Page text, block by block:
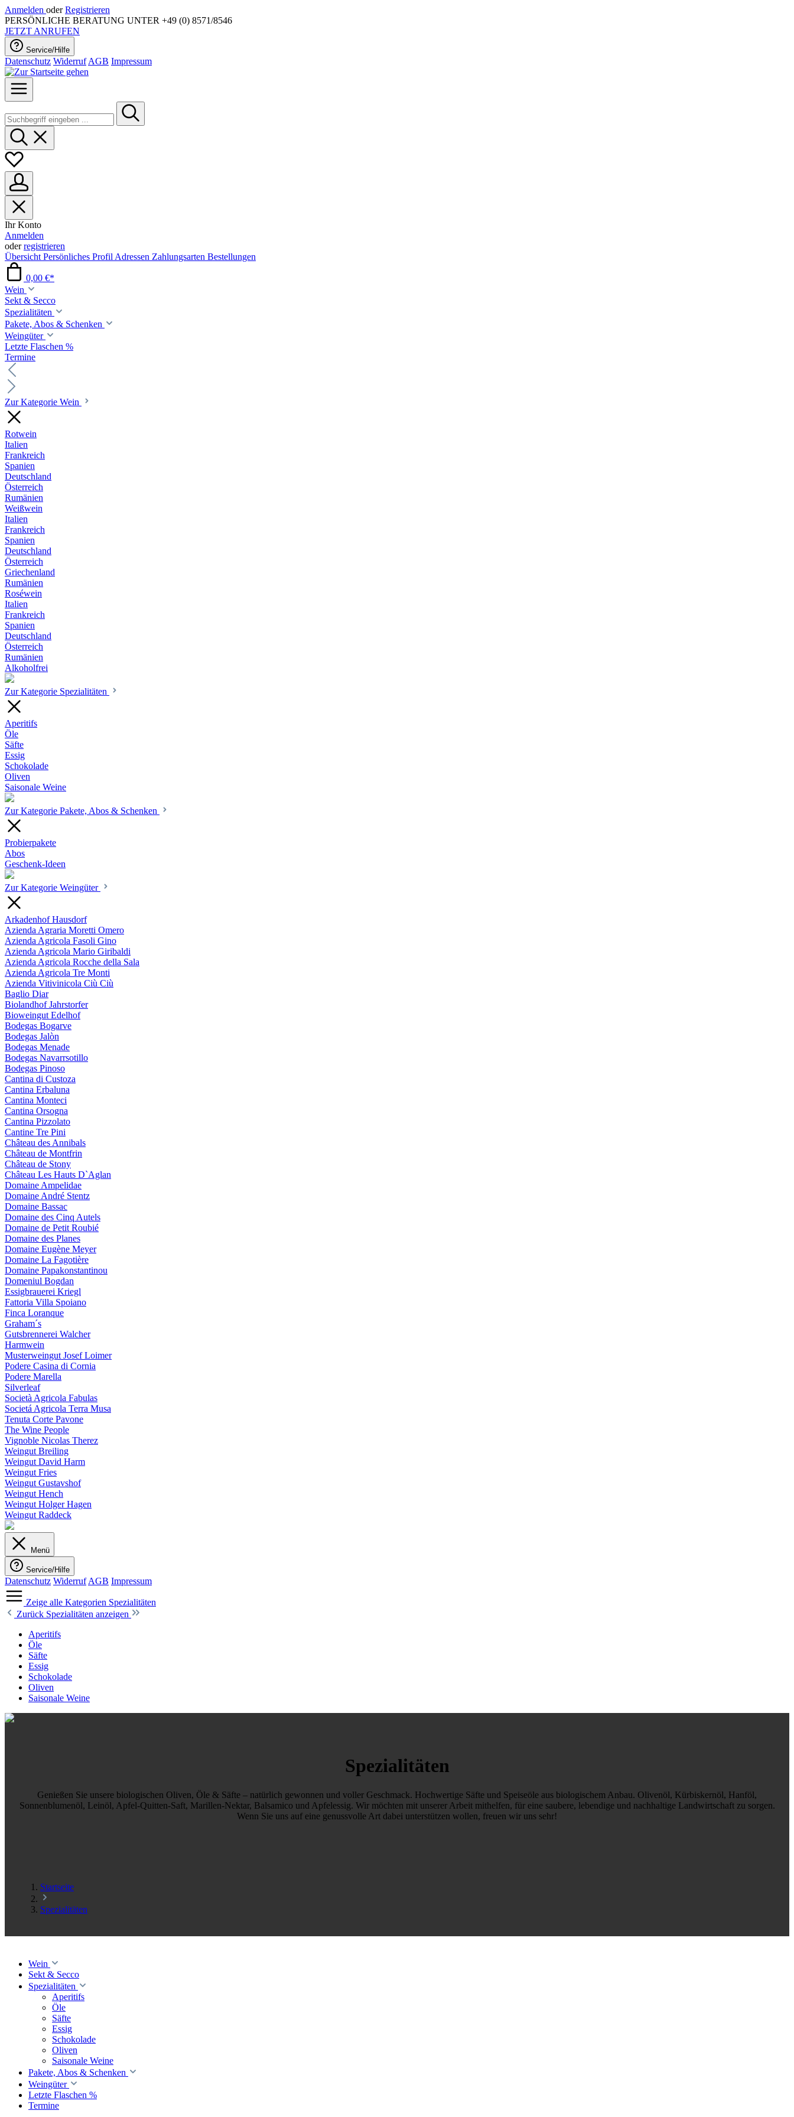
Anmelden oder Registrieren
PERSÖNLICHE BERATUNG UNTER +49 (0) 8571/8546
JETZT ANRUFEN
Service/Hilfe
Datenschutz Widerruf AGB Impressum
Ihr Konto
Anmelden
oderregistrieren
Übersicht Persönliches Profil Adressen Zahlungsarten Bestellungen
0,00 €*
Wein
Sekt & Secco
Spezialitäten
Pakete, Abos & Schenken
Weingüter
Letzte Flaschen %
Termine
Zur Kategorie Wein
Rotwein
Italien
Frankreich
Spanien
Deutschland
Österreich
Rumänien
Weißwein
Italien
Frankreich
Spanien
Deutschland
Österreich
Griechenland
Rumänien
Roséwein
Italien
Frankreich
Spanien
Deutschland
Österreich
Rumänien
Alkoholfrei
Zur Kategorie Spezialitäten
Aperitifs
Öle
Säfte
Essig
Schokolade
Oliven
Saisonale Weine
Zur Kategorie Pakete, Abos & Schenken
Probierpakete
Abos
Geschenk-Ideen
Zur Kategorie Weingüter
Arkadenhof Hausdorf
Azienda Agraria Moretti Omero
Azienda Agricola Fasoli Gino
Azienda Agricola Mario Giribaldi
Azienda Agricola Rocche della Sala
Azienda Agricola Tre Monti
Azienda Vitivinicola Ciù Ciù
Baglio Diar
Biolandhof Jahrstorfer
Bioweingut Edelhof
Bodegas Bogarve
Bodegas Jalòn
Bodegas Menade
Bodegas Navarrsotillo
Bodegas Pinoso
Cantina di Custoza
Cantina Erbaluna
Cantina Monteci
Cantina Orsogna
Cantina Pizzolato
Cantine Tre Pini
Château des Annibals
Château de Montfrin
Château de Stony
Château Les Hauts D`Aglan
Domaine Ampelidae
Domaine André Stentz
Domaine Bassac
Domaine des Cinq Autels
Domaine de Petit Roubié
Domaine des Planes
Domaine Eugène Meyer
Domaine La Fagotière
Domaine Papakonstantinou
Domeniul Bogdan
Essigbrauerei Kriegl
Fattoria Villa Spoiano
Finca Loranque
Graham´s
Gutsbrennerei Walcher
Harmwein
Musterweingut Josef Loimer
Podere Casina di Cornia
Podere Marella
Silverleaf
Società Agricola Fabulas
Societá Agricola Terra Musa
Tenuta Corte Pavone
The Wine People
Vignoble Nicolas Therez
Weingut Breiling
Weingut David Harm
Weingut Fries
Weingut Gustavshof
Weingut Hench
Weingut Holger Hagen
Weingut Raddeck
Menü
Service/Hilfe
Datenschutz Widerruf AGB Impressum
Zeige alle Kategorien Spezialitäten
Zurück Spezialitäten anzeigen
Aperitifs
Öle
Säfte
Essig
Schokolade
Oliven
Saisonale Weine
Spezialitäten
Genießen Sie unsere biologischen Oliven, Öle & Säfte – natürlich gewonnen und voller Geschmack. Hochwertige Säfte und Speiseöle aus biologischem Anbau. Olivenöl, Kürbiskernöl, Hanföl,
Sonnenblumenöl, Leinöl, Apfel-Quitten-Saft, Marillen-Nektar, Balsamico und Apfelessig. Wir möchten mit unserer Arbeit mithelfen, für eine saubere, lebendige und nachhaltige Landwirtschaft zu sorgen.
Wenn Sie uns auf eine genussvolle Art dabei unterstützen wollen, freuen wir uns sehr!
Startseite
Spezialitäten
Wein
Sekt & Secco
Spezialitäten
Aperitifs
Öle
Säfte
Essig
Schokolade
Oliven
Saisonale Weine
Pakete, Abos & Schenken
Weingüter
Letzte Flaschen %
Termine